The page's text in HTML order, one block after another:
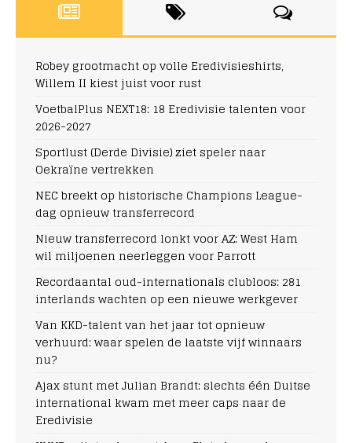
Robey grootmacht op volle Eredivisieshirts,
Willem II kiest juist voor rust
VoetbalPlus NEXT18: 18 Eredivisie talenten voor
2026-2027
Sportlust (Derde Divisie) ziet speler naar
Oekraïne vertrekken
NEC breekt op historische Champions League-
dag opnieuw transferrecord
Nieuw transferrecord lonkt voor AZ: West Ham
wil miljoenen neerleggen voor Parrott
Recordaantal oud-internationals clubloos: 281
interlands wachten op een nieuwe werkgever
Van KKD-talent van het jaar tot opnieuw
verhuurd: waar spelen de laatste vijf winnaars
nu?
Ajax stunt met Julian Brandt: slechts één Duitse
international kwam met meer caps naar de
Eredivisie